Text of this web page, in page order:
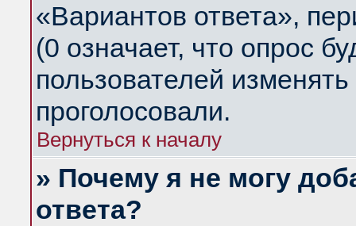
«Вариантов ответа»,
(0 означает, что опрос
пользователей
проголосовали.
Вернуться к началу
» Почему я не могу
ответа?